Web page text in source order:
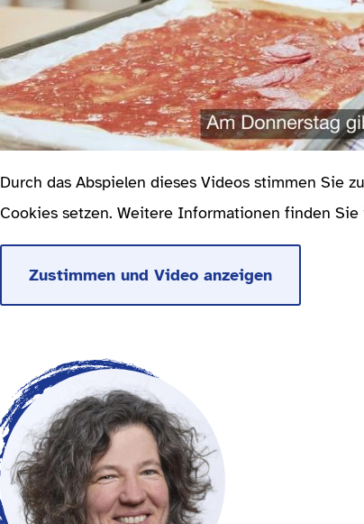
Durch das Abspielen dieses Videos stimmen Sie
Cookies setzen. Weitere Informationen finden Sie
Zustimmen und Video anzeigen